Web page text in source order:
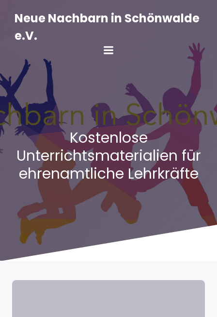
Inhalt
springenNeue Nachbarn in Schönwalde
e.V.
Kostenlose
Unterrichtsmaterialien für
ehrenamtliche Lehrkräfte